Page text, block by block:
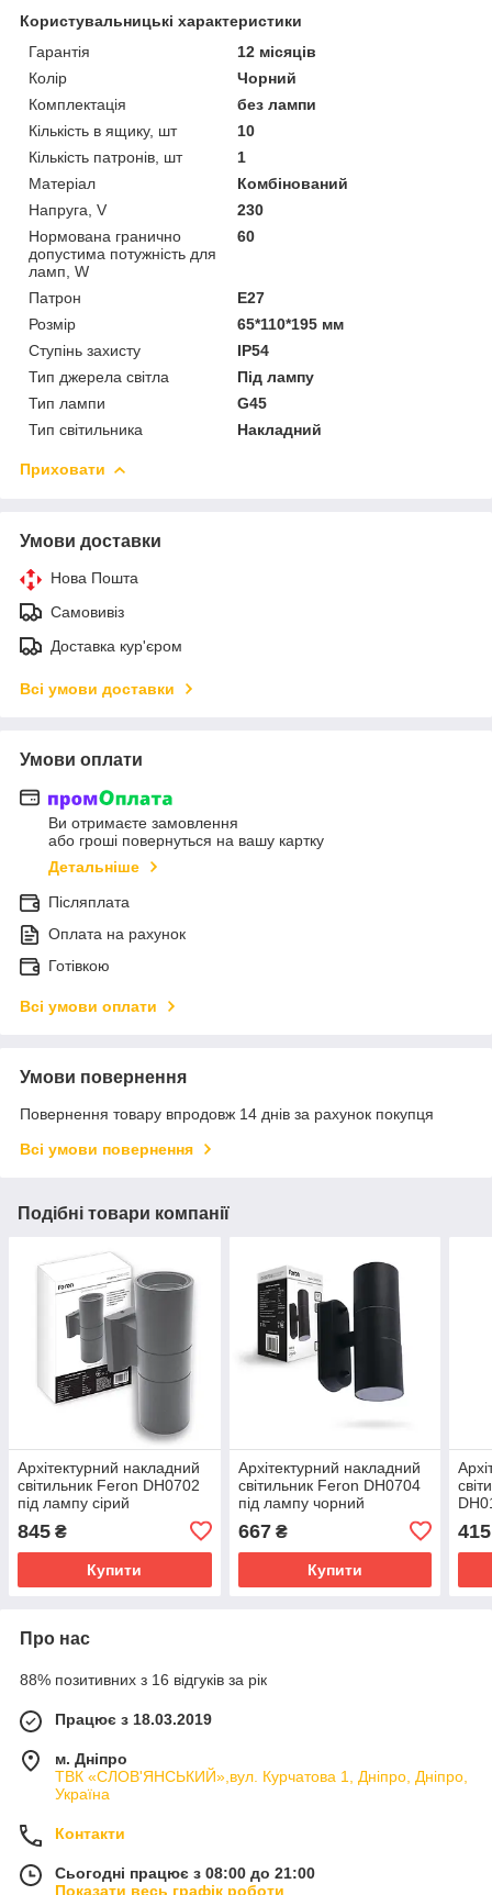
Користувальницькі характеристики
Гарантія
12 місяців
Колір
Чорний
Комплектація
без лампи
Кількість в ящику, шт
10
Кількість патронів, шт
1
Матеріал
Комбінований
Напруга, V
230
Нормована гранично
допустима потужність для
ламп, W
60
Патрон
Е27
Розмір
65*110*195 мм
Ступінь захисту
IP54
Тип джерела світла
Під лампу
Тип лампи
G45
Тип світильника
Накладний
Приховати
Умови доставки
Нова Пошта
Самовивіз
Доставка кур'єром
Всі умови доставки
Умови оплати
Ви отримаєте замовлення
або гроші повернуться на вашу картку
Детальніше
Післяплата
Оплата на рахунок
Готівкою
Всі умови оплати
Умови повернення
Повернення товару впродовж 14 днів за рахунок покупця
Всі умови повернення
Подібні товари компанії
Архітектурний накладний
світильник Feron DH0702
під лампу сірий
845 ₴
Купити
Архітектурний накладний
світильник Feron DH0704
під лампу чорний
667₴
Купити
415
Про нас
88% позитивних з 16 відгуків за рік
Працює з 18.03.2019
м. Дніпро
ТВК «СЛОВ'ЯНСЬКИЙ»,вул. Курчатова 1, Дніпро, Дніпро,
Україна
Контакти
Сьогодні працює з 08:00 до 21:00
Показати весь графік роботи